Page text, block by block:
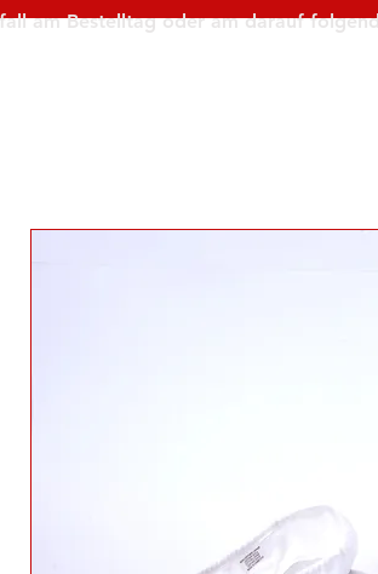
am Bestelltag oder am darauf